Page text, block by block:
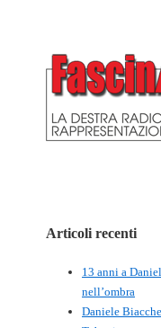
Articoli recenti
13 anni a
nell’ombra
Daniele